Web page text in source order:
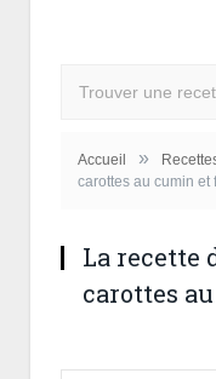
Accueil »
carottes au cumin et
La recette
carottes